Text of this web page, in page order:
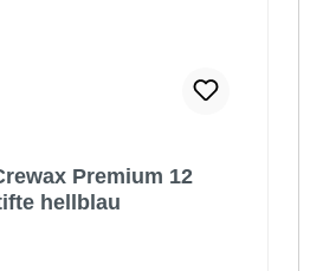
Premium 12
hellblau